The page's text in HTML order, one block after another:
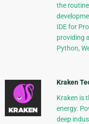
the
IDE for
providing
Python,
Kraken
Kraken is
energy.
deep